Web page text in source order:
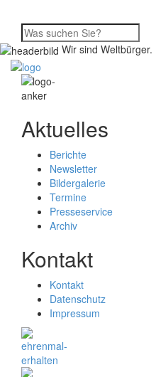
Wir sind Weltbürger.
Aktuelles
Berichte
Newsletter
Bildergalerie
Termine
Presseservice
Archiv
Kontakt
Kontakt
Datenschutz
Impressum